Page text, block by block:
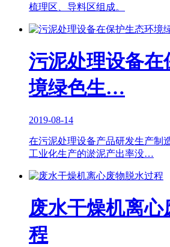
梳理区、导料区组成。
污泥处理设备在
境绿色生…
2019-08-14
在污泥处理设备产品研发生产制
工业化生产的淤泥产出率没…
废水干燥机离
程